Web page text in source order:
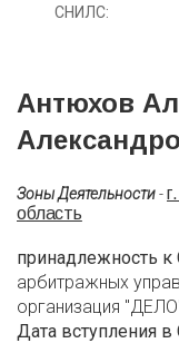
СНИЛС:
Антюхов
Зоны Деятельности-
область
принадлежность
арбитражных
организация
Дата вступления